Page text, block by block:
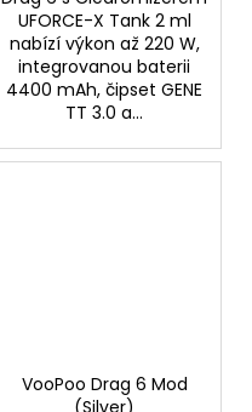
UFORCE-X Tank 2 ml
nabízí výkon až 220 W,
integrovanou baterii
4400 mAh, čipset GENE
TT 3.0 a...
VooPoo Drag 6 Mod
(Silver)